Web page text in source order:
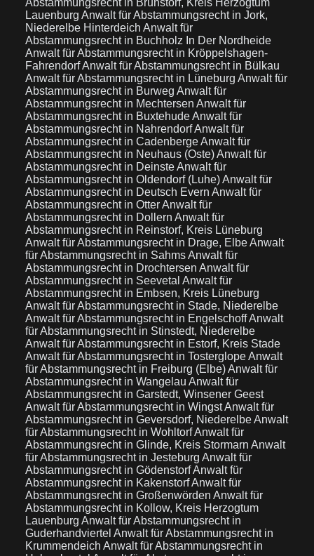
Abstammungsrecht in Brunstorf, Kreis Herzogtum
Lauenburg Anwalt für Abstammungsrecht in Jork,
Niederelbe Hinterdeich Anwalt für
Abstammungsrecht in Buchholz In Der Nordheide
Anwalt für Abstammungsrecht in Kröppelshagen-
FahrendorfAnwalt für Abstammungsrecht in Bülkau
Anwalt für Abstammungsrecht in Lüneburg Anwalt für
Abstammungsrecht in Burweg Anwalt für
Abstammungsrecht in Mechtersen Anwalt für
Abstammungsrecht in BuxtehudeAnwalt für
Abstammungsrecht in NahrendorfAnwalt für
Abstammungsrecht in CadenbergeAnwalt für
Abstammungsrecht in Neuhaus (Oste)Anwalt für
Abstammungsrecht in DeinsteAnwalt für
Abstammungsrecht in Oldendorf (Luhe)Anwalt für
Abstammungsrecht in Deutsch Evern Anwalt für
Abstammungsrecht in OtterAnwalt für
Abstammungsrecht in Dollern Anwalt für
Abstammungsrecht in Reinstorf, Kreis Lüneburg
Anwalt für Abstammungsrecht in Drage, ElbeAnwalt
für Abstammungsrecht in SahmsAnwalt für
Abstammungsrecht in Drochtersen Anwalt für
Abstammungsrecht in Seevetal Anwalt für
Abstammungsrecht in Embsen, Kreis Lüneburg
Anwalt für Abstammungsrecht in Stade, Niederelbe
Anwalt für Abstammungsrecht in EngelschoffAnwalt
für Abstammungsrecht in Stinstedt, Niederelbe
Anwalt für Abstammungsrecht in Estorf, Kreis Stade
Anwalt für Abstammungsrecht in TosterglopeAnwalt
für Abstammungsrecht in Freiburg (Elbe)Anwalt für
Abstammungsrecht in Wangelau Anwalt für
Abstammungsrecht in Garstedt, Winsener Geest
Anwalt für Abstammungsrecht in WingstAnwalt für
Abstammungsrecht in Geversdorf, NiederelbeAnwalt
für Abstammungsrecht in WohltorfAnwalt für
Abstammungsrecht in Glinde, Kreis Stormarn Anwalt
für Abstammungsrecht in Jesteburg Anwalt für
Abstammungsrecht in GödenstorfAnwalt für
Abstammungsrecht in KakenstorfAnwalt für
Abstammungsrecht in Großenwörden Anwalt für
Abstammungsrecht in Kollow, Kreis Herzogtum
Lauenburg Anwalt für Abstammungsrecht in
Guderhandviertel Anwalt für Abstammungsrecht in
Krummendeich Anwalt für Abstammungsrecht in